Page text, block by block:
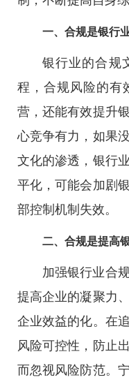
一、合规是银行
银行业的合规
程，合规风险的有
营，还能有效提升
心竞争有力，如果
文化的渗透，银行
平化，可能会加剧
部控制机制失效。
二、合规是提高
加强银行业合
提高企业的凝聚力
企业效益的化。在
风险可控性，防止
而忽视风险防范。